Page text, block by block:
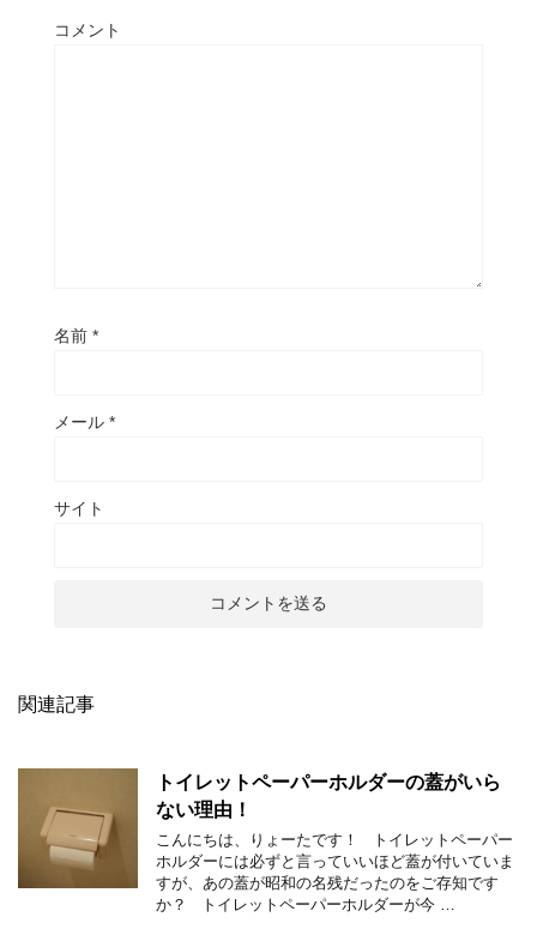
コメント
名前 *
メール *
サイト
関連記事
トイレットペーパーホルダーの蓋がいら
ない理由！
こんにちは、りょーたです！ トイレットペーパー
ホルダーには必ずと言っていいほど蓋が付いていま
すが、あの蓋が昭和の名残だったのをご存知です
か？ トイレットペーパーホルダーが今 …